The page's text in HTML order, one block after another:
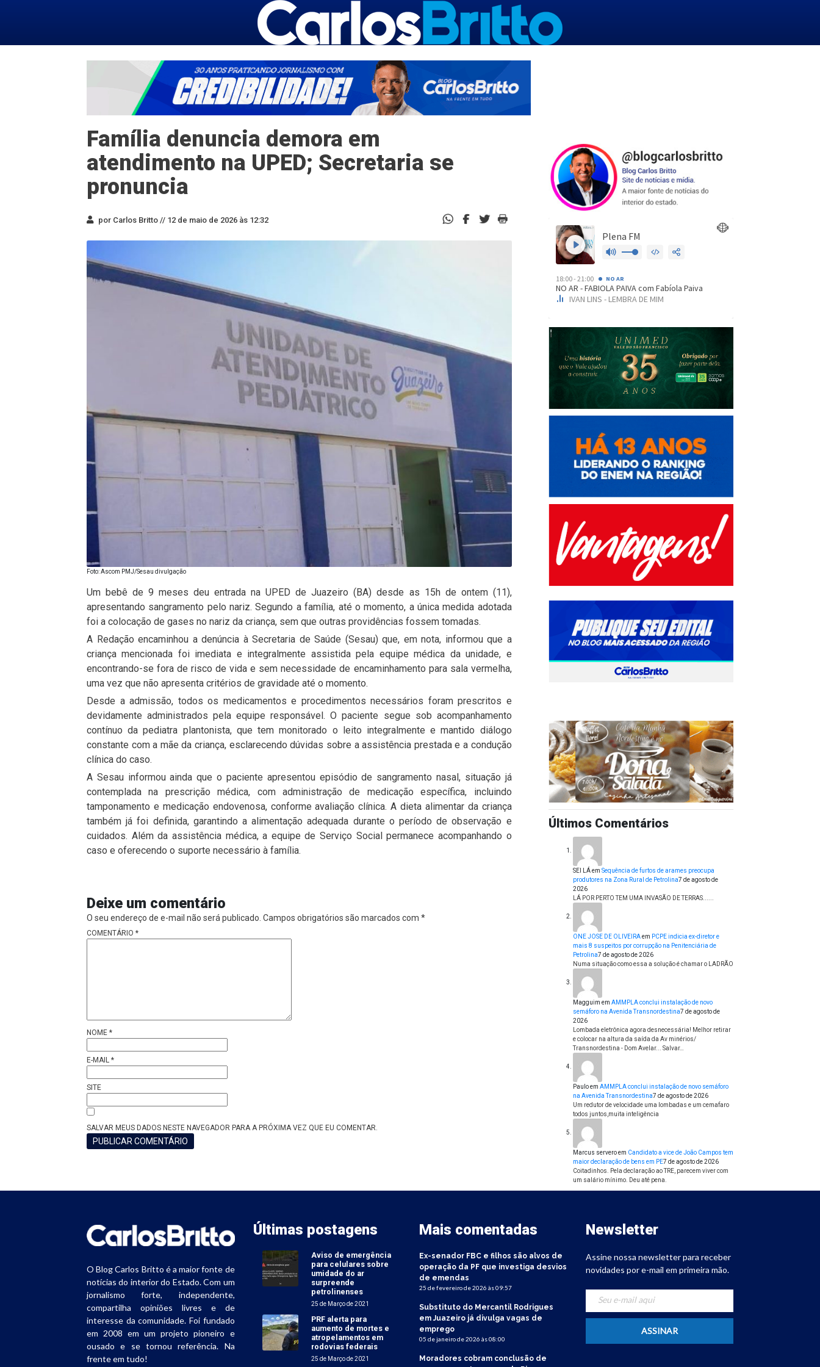
Família denuncia demora em
atendimento na UPED; Secretaria se
pronuncia
por Carlos Britto // 12 de maio de 2026 às 12:32
Foto: Ascom PMJ/Sesau divulgação
Um bebê de 9 meses deu entrada na UPED de Juazeiro (BA) desde as 15h de ontem (11),
apresentando sangramento pelo nariz. Segundo a família, até o momento, a única medida adotada
foi a colocação de gases no nariz da criança, sem que outras providências fossem tomadas.
A Redação encaminhou a denúncia à Secretaria de Saúde (Sesau) que, em nota, informou que a
criança mencionada foi imediata e integralmente assistida pela equipe médica da unidade, e
encontrando-se fora de risco de vida e sem necessidade de encaminhamento para sala vermelha,
uma vez que não apresenta critérios de gravidade até o momento.
Desde a admissão, todos os medicamentos e procedimentos necessários foram prescritos e
devidamente administrados pela equipe responsável. O paciente segue sob acompanhamento
contínuo da pediatra plantonista, que tem monitorado o leito integralmente e mantido diálogo
constante com a mãe da criança, esclarecendo dúvidas sobre a assistência prestada e a condução
clínica do caso.
A Sesau informou ainda que o paciente apresentou episódio de sangramento nasal, situação já
contemplada na prescrição médica, com administração de medicação específica, incluindo
tamponamento e medicação endovenosa, conforme avaliação clínica. A dieta alimentar da criança
também já foi definida, garantindo a alimentação adequada durante o período de observação e
cuidados. Além da assistência médica, a equipe de Serviço Social permanece acompanhando o
caso e oferecendo o suporte necessário à família.
Deixe um comentário
O seu endereço de e-mail não será publicado. Campos obrigatórios são marcados com *
COMENTÁRIO *
NOME *
E-MAIL *
SITE
SALVAR MEUS DADOS NESTE NAVEGADOR PARA A PRÓXIMA VEZ QUE EU COMENTAR.
Últimos Comentários
SEI LÁem Sequência de furtos de arames preocupa
produtores na Zona Rural de Petrolina7 de agosto de
2026
LÁ POR PERTO TEM UMA INVASÃO DE TERRAS......
ONE JOSE DE OLIVEIRAem PCPE indicia ex-diretor e
mais 8 suspeitos por corrupção na Penitenciária de
Petrolina7 de agosto de 2026
Numa situação como essa a solução é chamar o LADRÃO
Magguim em AMMPLA conclui instalação de novo
semáforo na Avenida Transnordestina7 de agosto de
2026
Lombada eletrônica agora desnecessária! Melhor retirar
e colocar na altura da saída da Av minérios/
Transnordestina - Dom Avelar... Salvar…
Pauloem AMMPLA conclui instalação de novo semáforo
na Avenida Transnordestina7 de agosto de 2026
Um redutor de velocidade uma lombadas e um cemafaro
todos juntos,muita inteligência
Marcus serveroem Candidato a vice de João Campos tem
maior declaração de bens em PE7 de agosto de 2026
Coitadinhos. Pela declaração ao TRE, parecem viver com
um salário mínimo. Deu até pena.
O Blog Carlos Britto é a maior fonte de
notícias do interior do Estado. Com um
jornalismo forte, independente,
compartilha opiniões livres e de
interesse da comunidade. Foi fundado
em 2008 em um projeto pioneiro e
ousado e se tornou referência. Na
frente em tudo!
Últimas postagens
Aviso de emergência
para celulares sobre
umidade do ar
surpreende
petrolinenses
25 de Março de 2021
PRF alerta para
aumento de mortes e
atropelamentos em
rodovias federais
25 de Março de 2021
Mais comentadas
Ex-senador FBC e filhos são alvos de
operação da PF que investiga desvios
de emendas
25 de fevereiro de 2026 às 09:57
Substituto do Mercantil Rodrigues
em Juazeiro já divulga vagas de
emprego
05 de janeiro de 2026 às 08:00
Moradores cobram conclusão de
Newsletter
Assine nossa newsletter para receber
novidades por e-mail em primeira mão.